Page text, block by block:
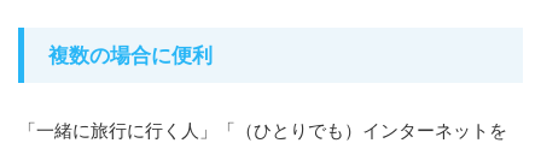
複数の場合に便利
「一緒に旅行に行く人」「（ひとりでも）インターネットを